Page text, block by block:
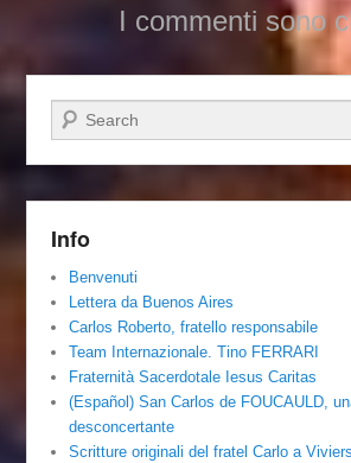
I commenti sono
Cerca
Info
Benvenuti
Lettera da Buenos Aires
Carlos Roberto, fratello responsabile
Team Internazionale. Tino FERRARI
Fraternità Sacerdotale Iesus Caritas
(Español) San Carlos de FOUCAULD,
desconcertante
Scritture originali del fratel Carlo a